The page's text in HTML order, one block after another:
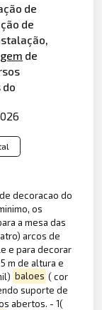
de
de
de
do
decoracao do
os
a mesa das
arcos de
e para decorar
m de altura e
baloes ( cor
suporte de
abertos. - 1(